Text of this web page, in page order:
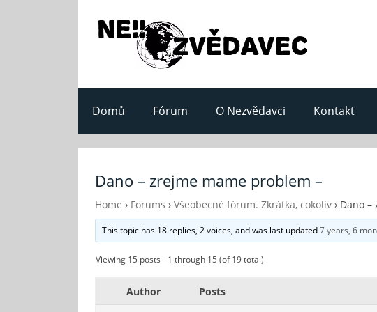
Domů Fórum O Nezvědavci Kontakt
Dano – zrejme mame problem –
Home › Forums › Všeobecné fórum. Zkrátka, cokoliv › Dano
This topic has 18 replies, 2 voices, and was last updated7 years, 6
Viewing 15 posts - 1 through 15 (of 19 total)
Author
Posts